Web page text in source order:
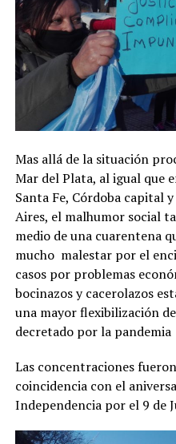
Mas allá de la situación
Mar del Plata, al igual que
Santa Fe, Córdoba capital
Aires, el malhumor social
medio de una cuarentena
mucho malestar por el
casos por problemas
bocinazos y cacerolazos
una mayor flexibilización
decretado por la pandemia
Las concentraciones
coincidencia con el
Independencia por el 9 de